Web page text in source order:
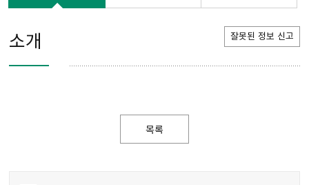
소개 잘못된 정보 신고
목록